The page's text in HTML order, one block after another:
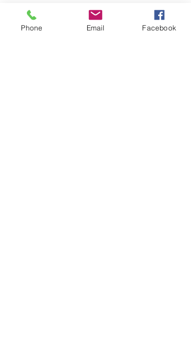
Posts récents Voir tout
Phone Email Facebook